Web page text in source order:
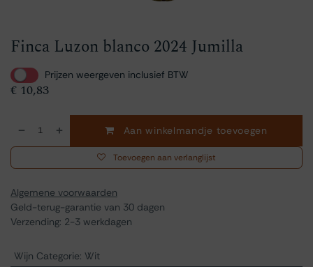
Finca Luzon blanco 2024 Jumilla
Prijzen weergeven inclusief BTW
€ 10,83
Aan winkelmandje toevoegen
Toevoegen aan verlanglijst
Algemene voorwaarden
Geld-terug-garantie van 30 dagen
Verzending: 2-3 werkdagen
Wijn Categorie: Wit